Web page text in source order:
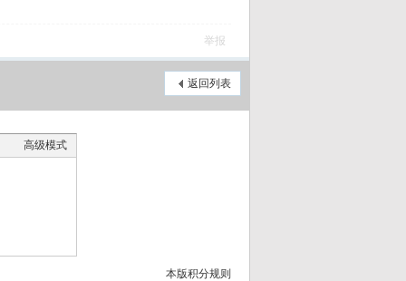
举报
返回列表
高级模式
本版积分规则